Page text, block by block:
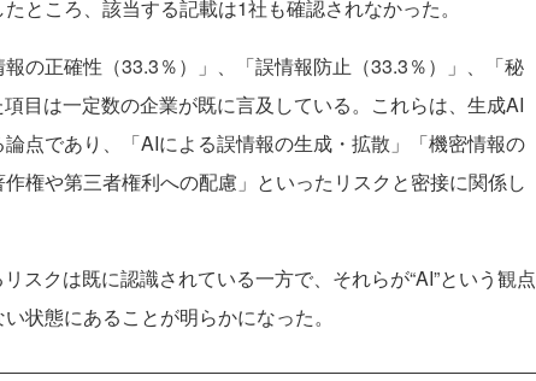
ところ、該当する記載は1社も確認されなかった。
の正確性（33.3％）」、「誤情報防止（33.3％）」、「秘
目は一定数の企業が既に言及している。これらは、生成AI
点であり、「AIによる誤情報の生成・拡散」「機密情報の
権や第三者権利への配慮」といったリスクと密接に関係し
スクは既に認識されている一方で、それらが“AI”という観点
状態にあることが明らかになった。